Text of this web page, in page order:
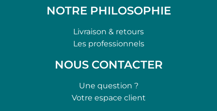
NOTRE PHILOSOPHIE
Livraison & retours
Les professionnels
NOUS CONTACTER
Une question ?
Votre espace client